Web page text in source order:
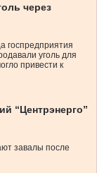
через
госпредприятия
уголь для
привести к
“Центрэнерго”
завалы после